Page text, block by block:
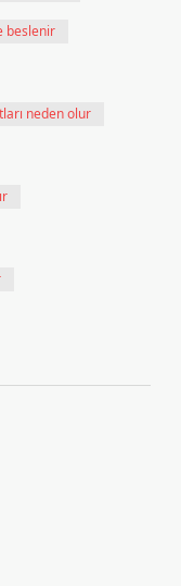
beslenir
neden olur